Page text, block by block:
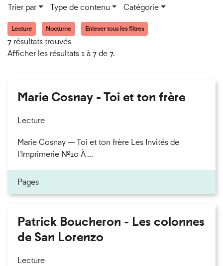
Trier par Type de contenu Catégorie
Lecture Nocturne Enlever tous les filtres
7 résultats trouvés
Afficher les résultats 1 à 7 de 7.
Marie Cosnay - Toi et ton frère
Lecture
Marie Cosnay — Toi et ton frère Les Invités de
l'Imprimerie n°10 À ...
Pages
Patrick Boucheron - Les colonnes
de San Lorenzo
Lecture